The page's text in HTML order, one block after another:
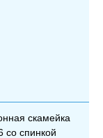
скамейка
со спинкой